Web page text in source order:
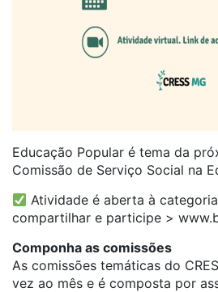
Educação Popular é tema da
Comissão de Serviço Social na
Atividade é aberta à
compartilhar e participe >
Componha as comissões
As comissões temáticas do
vez ao mês e é composta por